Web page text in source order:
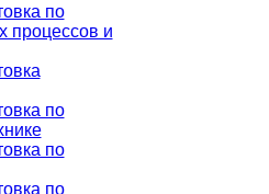
по
процессов и
по
по
по